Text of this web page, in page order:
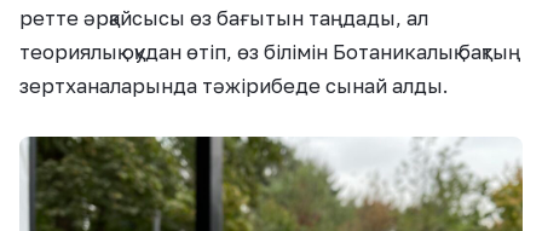
ретте әрқайсысы өз бағытын таңдады, ал
теориялық оқудан өтіп, өз білімін Ботаникалық бақтың
зертханаларында тәжірибеде сынай алды.